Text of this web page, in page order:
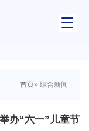
首页» 综合新闻
办“六一”儿童节